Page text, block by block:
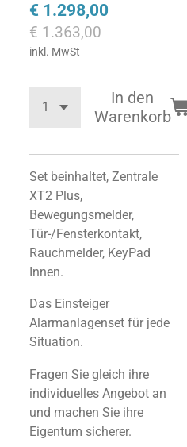
€ 1.298,00
€ 1.363,00
inkl. MwSt
In den
Warenkorb
Set beinhaltet, Zentrale
XT2 Plus,
Bewegungsmelder,
Tür-/Fensterkontakt,
Rauchmelder, KeyPad
Innen.
Das Einsteiger
Alarmanlagenset für jede
Situation.
Fragen Sie gleich ihre
individuelles Angebot an
und machen Sie ihre
Eigentum sicherer.